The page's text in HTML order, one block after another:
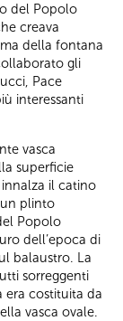
del Popolo
creava
della fontana
gli
Pace
interessanti
vasca
superficie
il catino
plinto
Popolo
dell’epoca di
balaustro. La
sorreggenti
era costituita da
vasca ovale.